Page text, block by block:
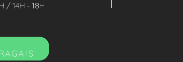
/ 14H - 18H